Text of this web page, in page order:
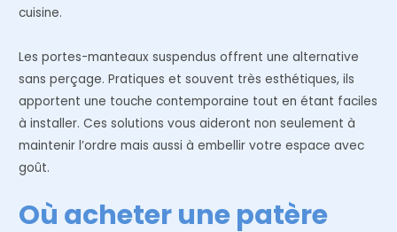
cuisine.
Les portes-manteaux suspendus offrent une alternative
sans perçage. Pratiques et souvent très esthétiques, ils
apportent une touche contemporaine tout en étant faciles
à installer. Ces solutions vous aideront non seulement à
maintenir l’ordre mais aussi à embellir votre espace avec
goût.
Où acheter une patère